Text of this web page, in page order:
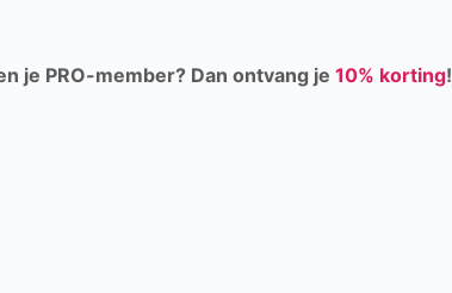
je PRO-member? Dan ontvang je 10% korting!